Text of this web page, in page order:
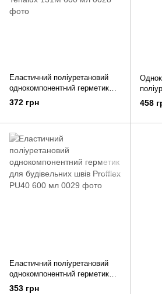
Еластичний поліуретановий
однокомпонентний герметик
для будівельних швів, Tenalux
131M 600 мл
372 грн 458
Еластичний поліуретановий
однокомпонентний герметик
для будівельних швів Profflex
353 грн